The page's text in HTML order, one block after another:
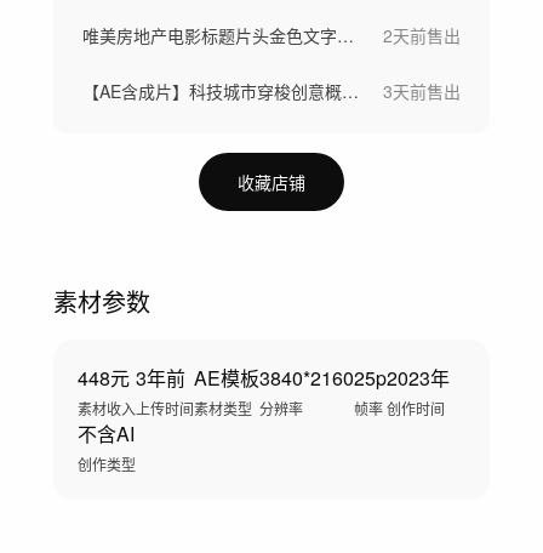
唯美房地产电影标题片头金色文字标题字幕 2天前售出
【AE含成片】科技城市穿梭创意概念大数据 3天前售出
收藏店铺
素材参数
448元
素材收入
3年前
上传时间
AE模板
素材类型
3840*2160
分辨率
25p
帧率
2023年
创作时间
不含AI
创作类型